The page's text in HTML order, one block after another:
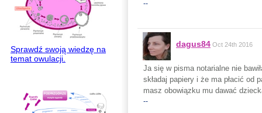
Sprawdź swoją wiedzę na
temat owulacji.
--
dagus84 Oct 24th 2016
Ja się w pisma notarialne nie
składaj papiery i że ma płacić od
masz obowiązku mu dawać
--